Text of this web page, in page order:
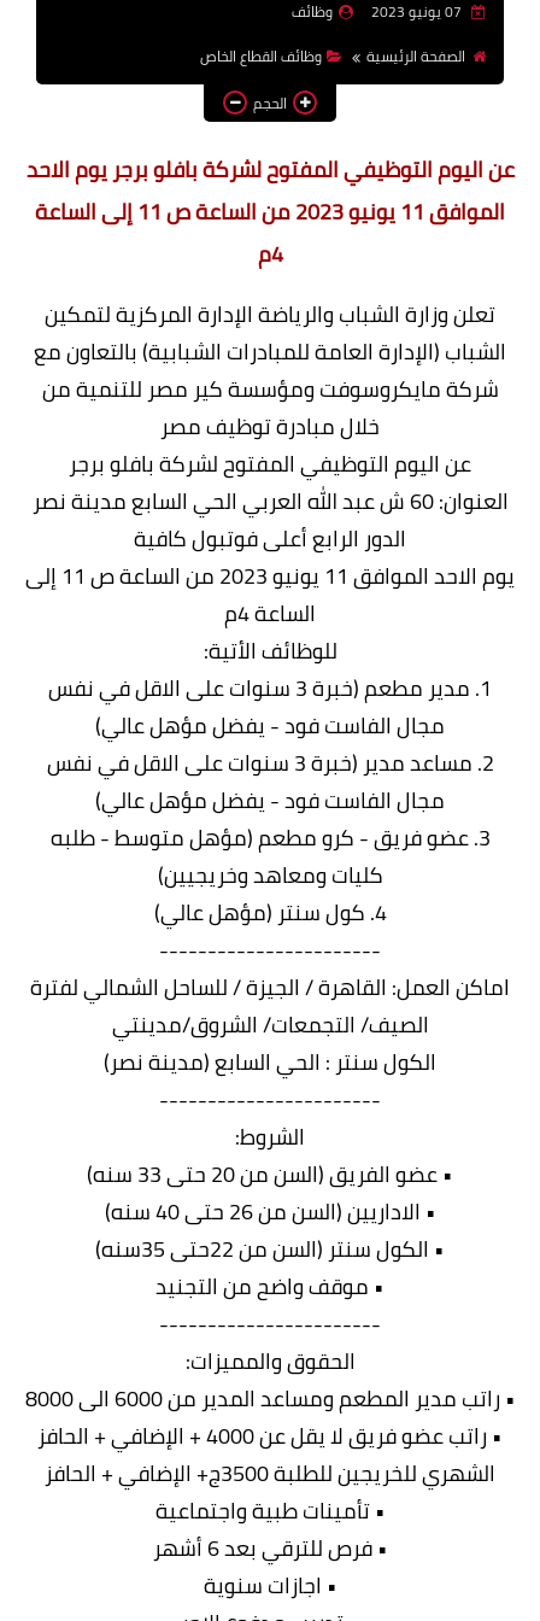
بالجامعات والمعاهد
اخبار
وظائف
الصفحة الرئيسية
وظائف القطاع الخاص
الحجم
عن اليوم التوظيفي المفتوح لشركة بافلو برجر يوم الاحد
الموافق 11 يونيو 2023 من الساعة ص 11 إلى الساعة
4م
تعلن وزارة الشباب والرياضة الإدارة المركزية لتمكين
الشباب (الإدارة العامة للمبادرات الشبابية) بالتعاون مع
شركة مايكروسوفت ومؤسسة كير مصر للتنمية من
خلال مبادرة توظيف مصر
عن اليوم التوظيفي المفتوح لشركة بافلو برجر
العنوان: 60 ش عبد الله العربي الحي السابع مدينة نصر
الدور الرابع أعلى فوتبول كافية
يوم الاحد الموافق 11 يونيو 2023 من الساعة ص 11 إلى
الساعة 4م
للوظائف الأتية:
1. مدير مطعم (خبرة 3 سنوات على الاقل في نفس
مجال الفاست فود - يفضل مؤهل عالي)
2. مساعد مدير (خبرة 3 سنوات على الاقل في نفس
مجال الفاست فود - يفضل مؤهل عالي)
3. عضو فريق - كرو مطعم (مؤهل متوسط - طلبه
كليات ومعاهد وخريجيين)
4. كول سنتر (مؤهل عالي)
-----------------------
اماكن العمل: القاهرة / الجيزة / للساحل الشمالي لفترة
الصيف/ التجمعات/ الشروق/مدينتي
الكول سنتر : الحي السابع (مدينة نصر)
-----------------------
الشروط:
• عضو الفريق (السن من 20 حتى 33 سنه)
• الاداريين (السن من 26 حتى 40 سنه)
• الكول سنتر (السن من 22حتى 35سنه)
• موقف واضح من التجنيد
-----------------------
الحقوق والمميزات:
• راتب مدير المطعم ومساعد المدير من 6000 الى 8000
• راتب عضو فريق لا يقل عن 4000 + الإضافي + الحافز
الشهري للخريجين للطلبة 3500ج+ الإضافي + الحافز
• تأمينات طبية واجتماعية
• فرص للترقي بعد 6 أشهر
• اجازات سنوية